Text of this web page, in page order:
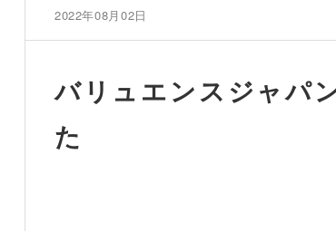
2022年08月02日
バリュエンスジャパ
た